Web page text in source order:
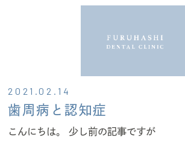
2021.02.14
歯周病と認知症
こんにちは。 少し前の記事ですが